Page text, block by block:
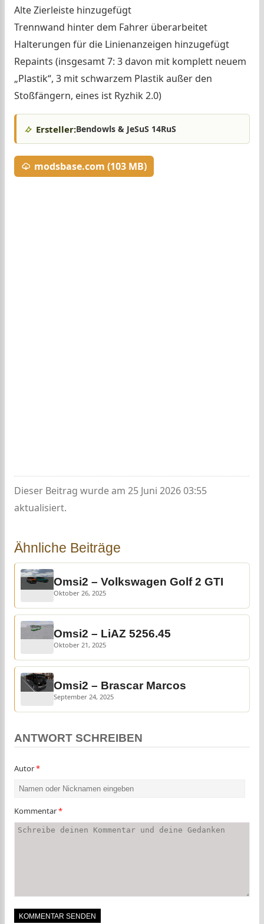
Alte Zierleiste hinzugefügt
Trennwand hinter dem Fahrer überarbeitet
Halterungen für die Linienanzeigen hinzugefügt
Repaints (insgesamt 7: 3 davon mit komplett neuem
„Plastik“, 3 mit schwarzem Plastik außer den
Stoßfängern, eines ist Ryzhik 2.0)
Ersteller:Bendowls & JeSuS 14RuS
modsbase.com (103 MB)
Dieser Beitrag wurde am 25 Juni 2026 03:55
aktualisiert.
Ähnliche Beiträge
Omsi2 – Volkswagen Golf 2 GTI
Oktober 26, 2025
Omsi2 – LiAZ 5256.45
Oktober 21, 2025
Omsi2 – Brascar Marcos
September 24, 2025
ANTWORT SCHREIBEN
Autor*
Kommentar*